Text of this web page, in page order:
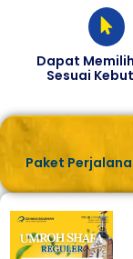
Dapat
Sesuai
Paket